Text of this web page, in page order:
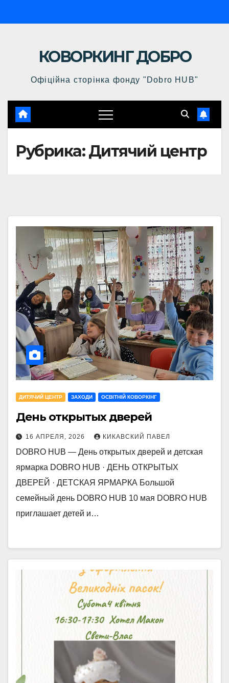
к
КОВОРКИНГ ДОБРО
Офіційна сторінка фонду "Dobro HUB"
Рубрика:Дитячий центр
ДИТЯЧИЙ ЦЕНТР ЗАХОДИ ОСВІТНІЙ КОВОРКІНГ
День открытых дверей
16 АПРЕЛЯ, 2026 КИКАВСКИЙ ПАВЕЛ
DOBRO HUB — День открытых дверей и детская
ярмарка DOBRO HUB · ДЕНЬ ОТКРЫТЫХ
ДВЕРЕЙ · ДЕТСКАЯ ЯРМАРКА Большой
семейный день DOBRO HUB 10 мая DOBRO HUB
приглашает детей и…